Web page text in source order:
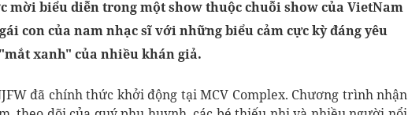
mời biểu diễn trong một show thuộc chuỗi show của VietNam
con của nam nhạc sĩ với những biểu cảm cực kỳ đáng yêu
xanh" của nhiều khán giả.
đã chính thức khởi động tại MCV Complex. Chương trình nhận